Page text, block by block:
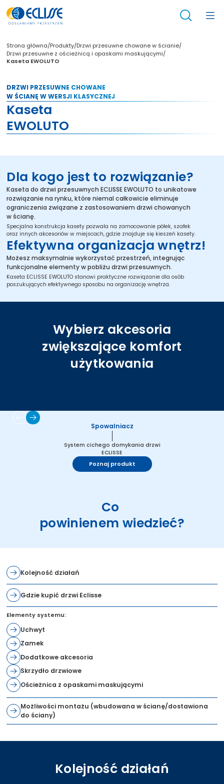
Strona główna/Produkty/Drzwi przesuwne chowane w ścianie/
Drzwi przesuwne z ościeżnicą i opaskami maskującymi/
Kaseta EWOLUTO
DRZWI PRZESUWNE CHOWANE
W ŚCIANĘ W WERSJI KLASYCZNEJ
Kaseta
EWOLUTO
Dla kogo jest to rozwiązanie?
Kaseta do drzwi przesuwnych ECLISSE EWOLUTO to unikatowe
rozwiązanie na rynku, które niemal całkowicie eliminuje
ograniczenia związane z zastosowaniem drzwi chowanych
w ścianę.
Specjalna konstrukcja kasety pozwala na zamocowanie półek, szafek
oraz innych akcesoriów w miejscach, gdzie znajduje się kieszeń kasety.
Efektywna organizacja wnętrz!
Możesz maksymalnie wykorzystać przestrzeń, integrując
funkcjonalne elementy w pobliżu drzwi przesuwnych.
Kaseta ECLISSE EWOLUTO stanowi praktyczne rozwiązanie dla osób
poszukujących efektywnego sposobu na organizację wnętrza.
Wybierz akcesoria
zwiększające komfort
użytkowania
Spowalniacz
System cichego domykania drzwi
ECLISSE
Poznaj produkt
Co
powinienem wiedzieć?
Kolejność działań
Gdzie kupić drzwi Eclisse
Elementy systemu:
Uchwyt
Zamek
Dodatkowe akcesoria
Skrzydło drzwiowe
Ościeżnica z opaskami maskującymi
Możliwości montażu (wbudowana w ścianę/dostawiona
do ściany)
Kolejność działań